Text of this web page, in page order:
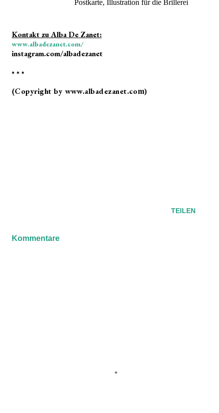
Postkarte, Illustration für die Brillerei
Kontakt zu Alba De Zanet:
www.albadezanet.com/
instagram.com/albadezanet
* * *
(Copyright by www.albadezanet.com)
TEILEN
Kommentare